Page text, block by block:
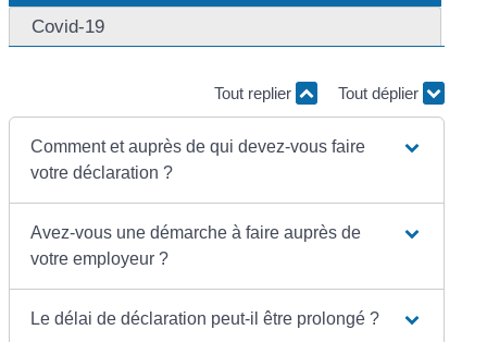
Covid-19
Tout replier Tout déplier
Comment et auprès de qui devez-vous faire
votre déclaration ?
Avez-vous une démarche à faire auprès de
votre employeur ?
Le délai de déclaration peut-il être prolongé ?